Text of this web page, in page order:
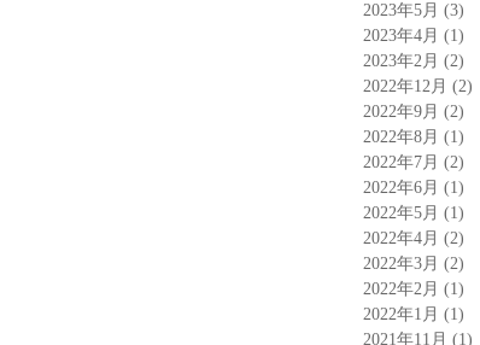
2023年5月 (3)
2023年4月 (1)
2023年2月 (2)
2022年12月 (2)
2022年9月 (2)
2022年8月 (1)
2022年7月 (2)
2022年6月 (1)
2022年5月 (1)
2022年4月 (2)
2022年3月 (2)
2022年2月 (1)
2022年1月 (1)
2021年11月 (1)